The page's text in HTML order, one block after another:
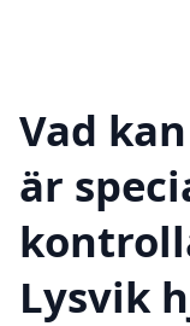
Vad
är
Lysvik